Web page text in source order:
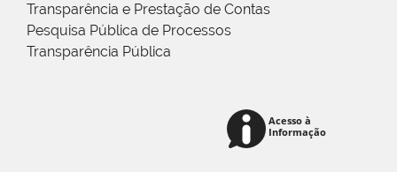
Transparência e Prestação de Contas
Pesquisa Pública de Processos
Transparência Pública